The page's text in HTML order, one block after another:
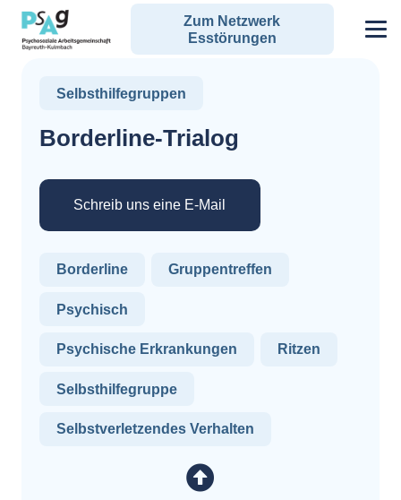
Zum Netzwerk
Esstörungen
Selbsthilfegruppen
Borderline-Trialog
Schreib uns eine E-Mail
Borderline Gruppentreffen
Psychisch
Psychische Erkrankungen Ritzen
Selbsthilfegruppe
Selbstverletzendes Verhalten